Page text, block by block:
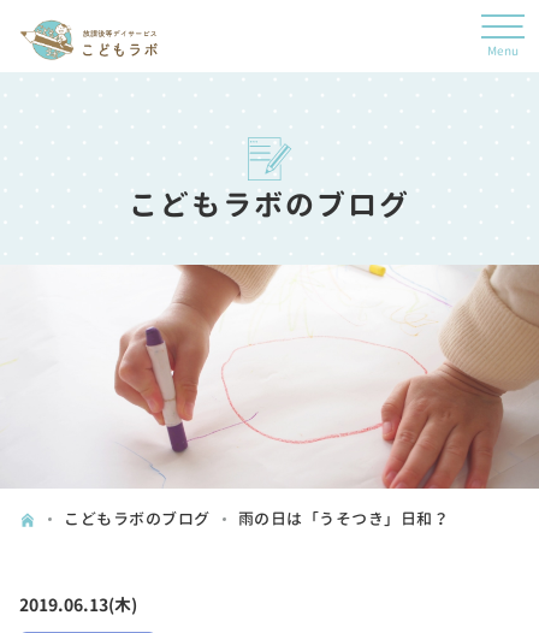
こどもラボのブログ
こどもラボのブログ 雨の日は「うそつき」日和？
2019.06.13(木)